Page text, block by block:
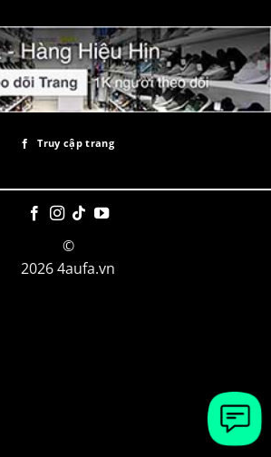
Truy cập trang
©
2026 4aufa.vn